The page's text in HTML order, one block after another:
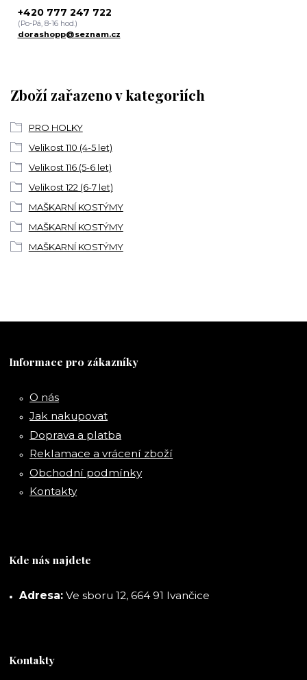
Zboží zařazeno v kategoriích
PRO HOLKY
Velikost 110 (4-5 let)
Velikost 116 (5-6 let)
Velikost 122 (6-7 let)
MAŠKARNÍ KOSTÝMY
MAŠKARNÍ KOSTÝMY
MAŠKARNÍ KOSTÝMY
+420 777 247 722
(Po-Pá, 8-16 hod.)
dorashopp@seznam.cz
Informace pro zákazníky
O nás
Jak nakupovat
Doprava a platba
Reklamace a vrácení zboží
Obchodní podmínky
Kontakty
Kde nás najdete
Adresa: Ve sboru 12, 664 91 Ivančice
Kontakty